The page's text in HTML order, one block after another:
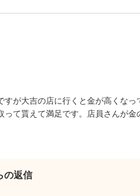
が大吉の店に行くと金が高くなっ
て貰えて満足です。店員さんが金
の返信